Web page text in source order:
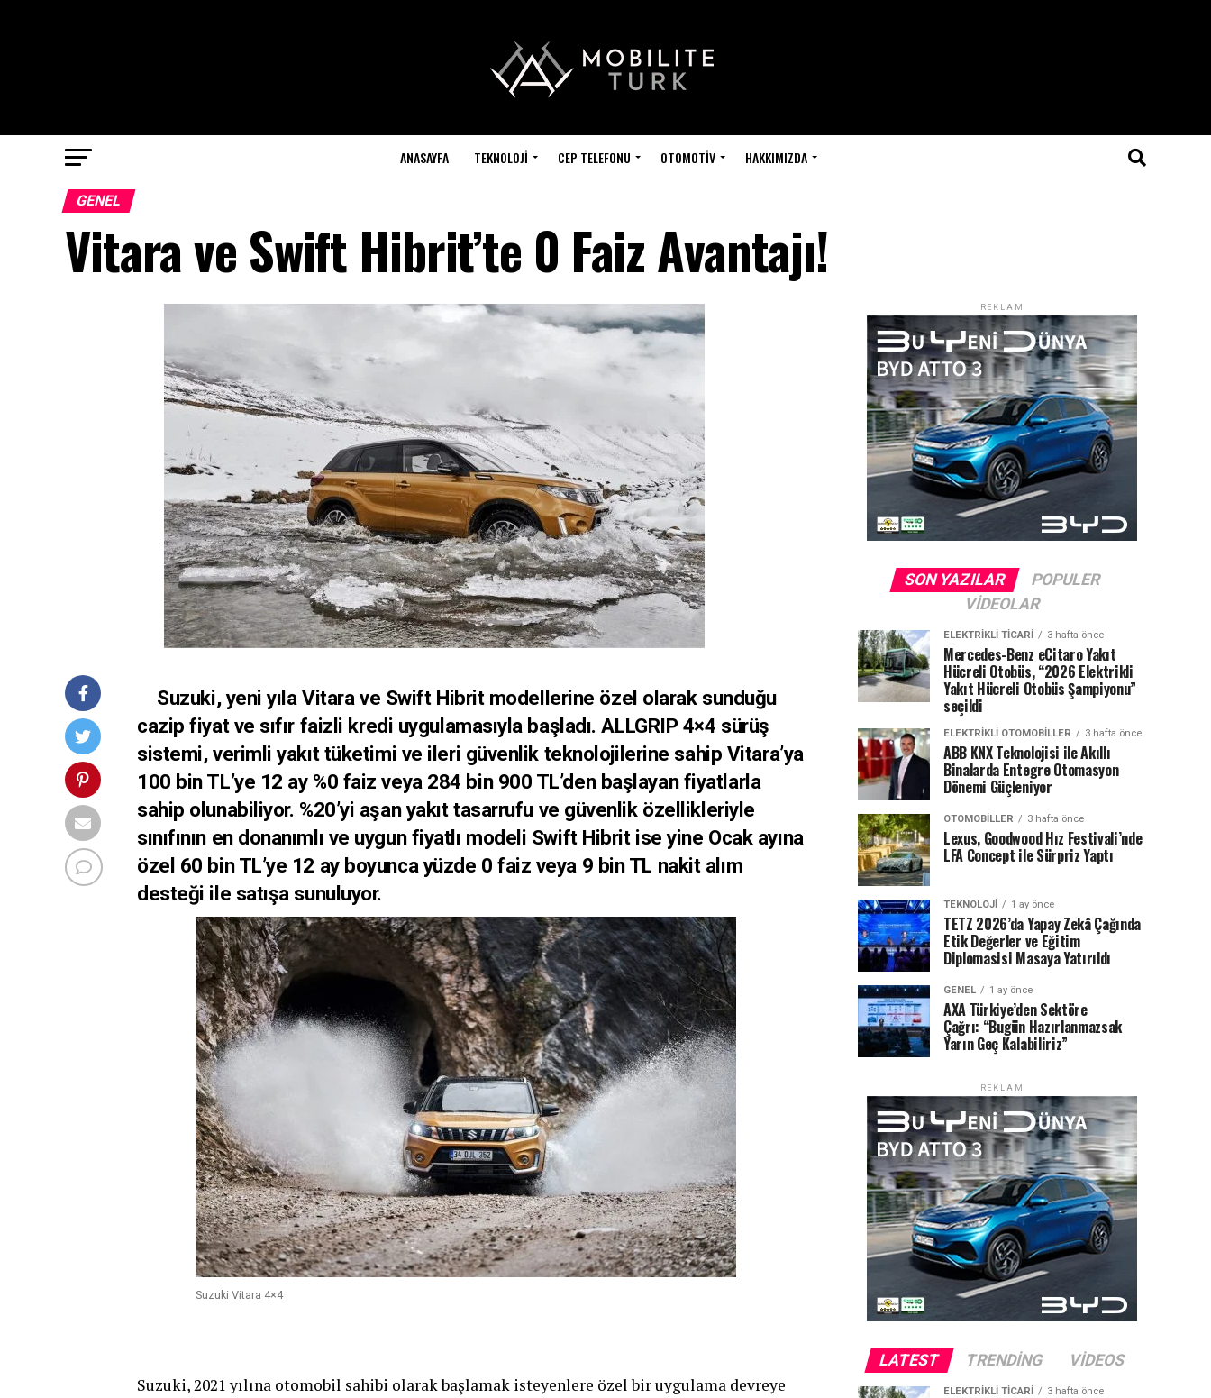
ANASAYFA TEKNOLOJI CEP TELEFONU OTOMOTIV HAKKIMIZDA
GENEL
Vitara ve Swift Hibrit’te 0 Faiz Avantajı!
Suzuki, yeni yıla Vitara ve Swift Hibrit modellerine özel olarak sunduğu
cazip fiyat ve sıfır faizli kredi uygulamasıyla başladı. ALLGRIP 4×4 sürüş
sistemi, verimli yakıt tüketimi ve ileri güvenlik teknolojilerine sahip Vitara’ya
100 bin TL’ye 12 ay %0 faiz veya 284 bin 900 TL’den başlayan fiyatlarla
sahip olunabiliyor. %20’yi aşan yakıt tasarrufu ve güvenlik özellikleriyle
sınıfının en donanımlı ve uygun fiyatlı modeli Swift Hibrit ise yine Ocak ayına
özel 60 bin TL’ye 12 ay boyunca yüzde 0 faiz veya 9 bin TL nakit alım
desteği ile satışa sunuluyor.
Suzuki Vitara 4×4
Suzuki, 2021 yılına otomobil sahibi olarak başlamak isteyenlere özel bir uygulama devreye
REKLAM
SON YAZILAR
POPULER
VIDEOLAR
ELEKTRIKLI TICARI 3 hafta önce
Mercedes-Benz eCitaro Yakıt
Hücreli Otobüs, “2026 Elektrikli
Yakıt Hücreli Otobüs Şampiyonu”
seçildi
ELEKTRIKLI OTOMOBILLER 3 hafta önce
ABB KNX Teknolojisi ile Akıllı
Binalarda Entegre Otomasyon
Dönemi Güçleniyor
OTOMOBILLER 3 hafta önce
Lexus, Goodwood Hız Festivali’nde
LFA Concept ile Sürpriz Yaptı
TEKNOLOJI 1 ay önce
TETZ 2026’da Yapay Zekâ Çağında
Etik Değerler ve Eğitim
Diplomasisi Masaya Yatırıldı
GENEL 1 ay önce
AXA Türkiye’den Sektöre
Çağrı: “Bugün Hazırlanmazsak
Yarın Geç Kalabiliriz”
REKLAM
LATEST TRENDING VIDEOS
ELEKTRIKLI TICARI 3 hafta önce